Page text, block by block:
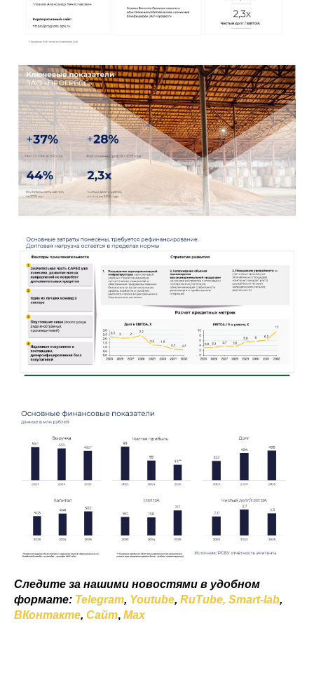
Следите за нашими новостями в удобном
формате: Telegram, Youtube, RuTube, Smart-lab,
ВКонтакте, Сайт, Мах